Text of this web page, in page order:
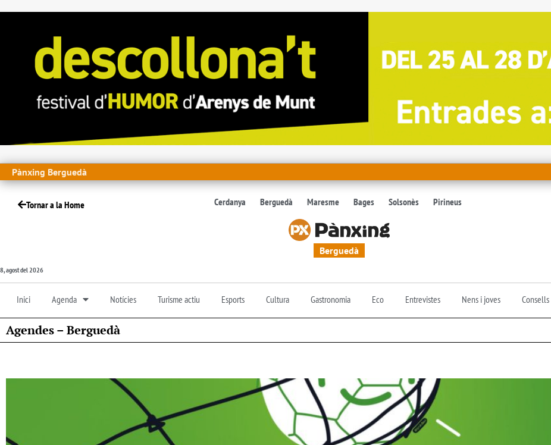
Pànxing Berguedà
Tornar a la Home Cerdanya Berguedà Maresme Bages Solsonès Pirineus
Berguedà
8, agost del 2026
Inici Agenda Notícies Turisme actiu Esports Cultura Gastronomia Eco Entrevistes Nens i joves Consells
Agendes – Berguedà